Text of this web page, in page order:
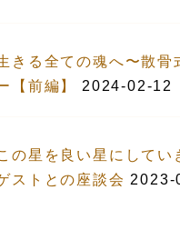
きる全ての魂へ〜散骨
【前編】
2024-02-12
の星を良い星にしてい
ストとの座談会 2023-